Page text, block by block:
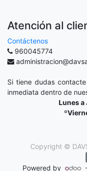
Atención al
Contáctenos
960045774
Si tiene dudas
inmediata dentro de
Lunes a
Copyright ©
Powered by